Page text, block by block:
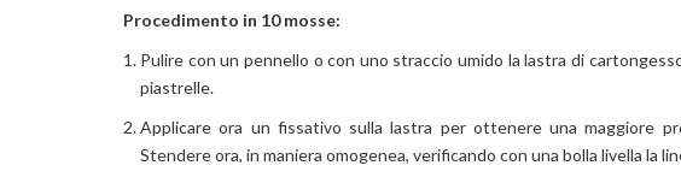
Procedimento in 10 mosse:
Pulire con un pennello o con uno straccio umido la lastra di
piastrelle.
Applicare ora un fissativo sulla lastra per ottenere una maggiore
Stendere ora, in maniera omogenea, verificando con una bolla livella la